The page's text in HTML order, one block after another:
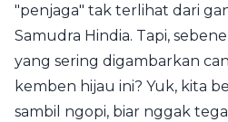
"penjaga" tak terlihat dari
Samudra Hindia. Tapi,
yang sering digambarkan
kemben hijau ini? Yuk, kita
sambil ngopi, biar nggak